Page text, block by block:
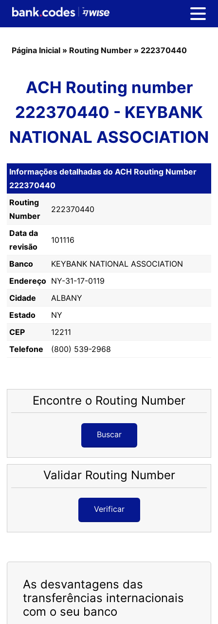
Página Inicial » Routing Number » 222370440
ACH Routing number
222370440 - KEYBANK
NATIONAL ASSOCIATION
Informações detalhadas do ACH Routing Number
222370440
Routing
Number
222370440
Data da
revisão
101116
Banco
KEYBANK NATIONAL ASSOCIATION
Endereço NY-31-17-0119
Cidade
ALBANY
Estado
NY
CEP
12211
Telefone
(800) 539-2968
Encontre o Routing Number
Buscar
Validar Routing Number
Verificar
As desvantagens das
transferências internacionais
com o seu banco